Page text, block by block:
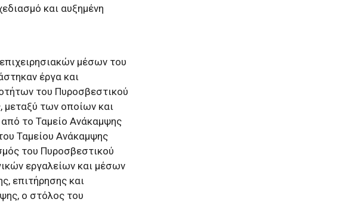
και αυξημένη
μέσων του
έργα και
του Πυροσβεστικού
μεταξύ των οποίων και
από το Ταμείο Ανάκαμψης
Ταμείου Ανάκαμψης
του Πυροσβεστικού
εργαλείων και μέσων
επιτήρησης και
ο στόλος του